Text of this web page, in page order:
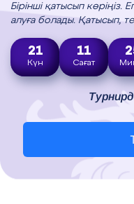
Бірінші қатысып
алуға болады. Қатысып,
21
Күн
11
Сағат